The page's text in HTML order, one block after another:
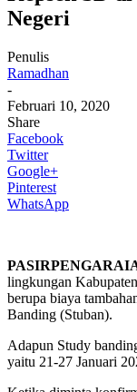
Negeri
Penulis
Ramadhan
-
Februari 10, 2020
Share
Facebook
Twitter
Google+
Pinterest
WhatsApp
lingkungan
berupa biaya
Banding (Stuban).
Adapun Study
yaitu 21-27 Januari